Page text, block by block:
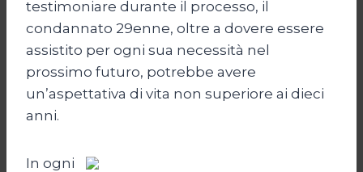
testimoniare durante il processo, il
condannato 29enne, oltre a dovere essere
assistito per ogni sua necessità nel
prossimo futuro, potrebbe avere
un’aspettativa di vita non superiore ai dieci
anni.
In ogni